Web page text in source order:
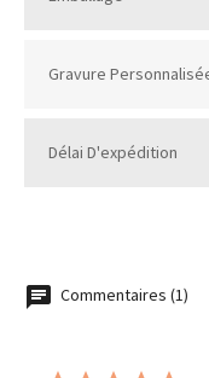
Gravure
Délai D'expédition
Commentaires (1)